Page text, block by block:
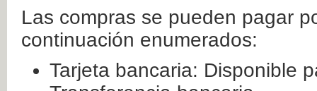
Las compras se pueden pagar
continuación enumerados:
Tarjeta bancaria: Disponible